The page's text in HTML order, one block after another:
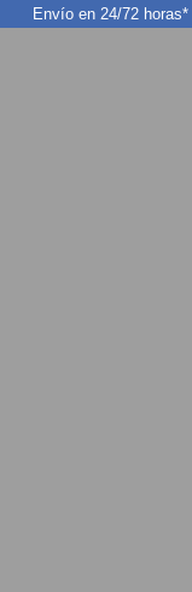
Envío en 24/72